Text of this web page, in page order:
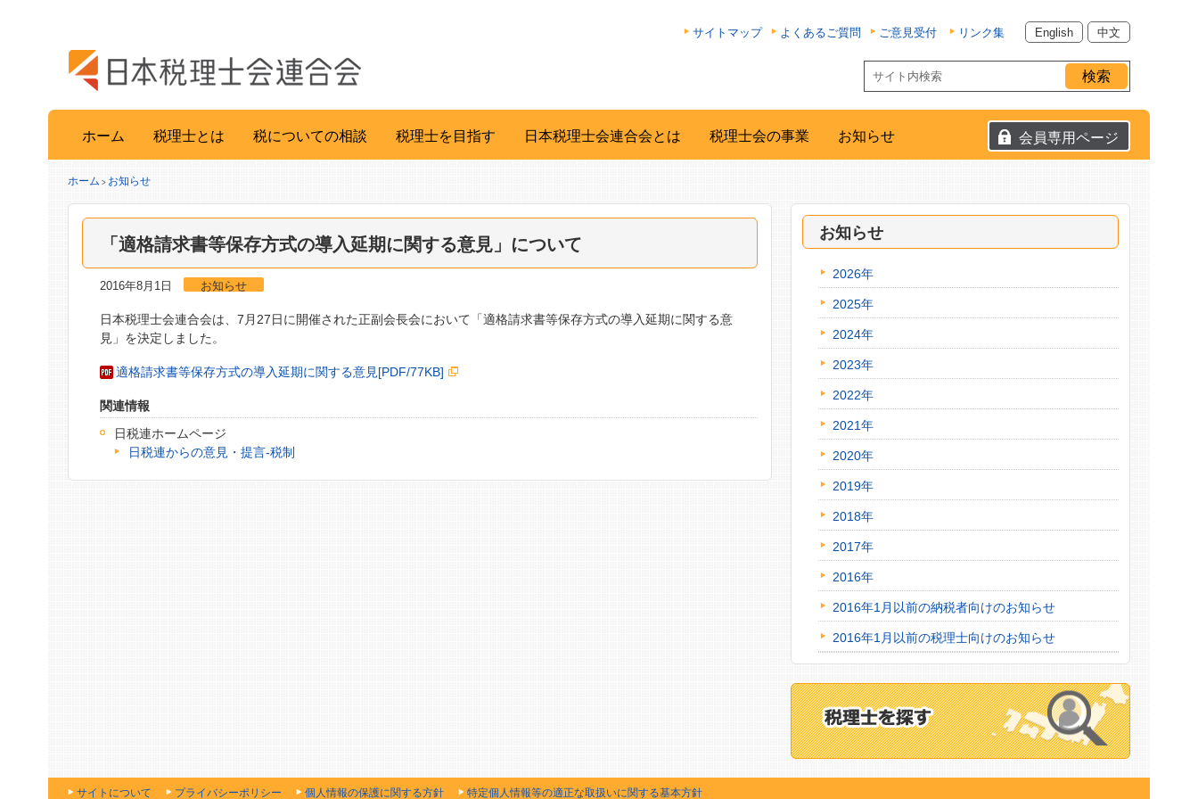
サイトマップ よくあるご質問 ご意見受付 リンク集 English 中文
会員専用ページ
ホーム 税理士とは 税についての相談 税理士を目指す 日本税理士会連合会とは 税理士会の事業 お知らせ
ホーム > お知らせ
「適格請求書等保存方式の導入延期に関する意見」について
2016年8月1日 お知らせ
日本税理士会連合会は、7月27日に開催された正副会長会において「適格請求書等保存方式の導入延期に関する意
見」を決定しました。
適格請求書等保存方式の導入延期に関する意見[PDF/77KB]
関連情報
日税連ホームページ
日税連からの意見・提言‐税制
お知らせ
2026年
2025年
2024年
2023年
2022年
2021年
2020年
2019年
2018年
2017年
2016年
2016年1月以前の納税者向けのお知らせ
2016年1月以前の税理士向けのお知らせ
サイトについて プライバシーポリシー 個人情報の保護に関する方針 特定個人情報等の適正な取扱いに関する基本方針